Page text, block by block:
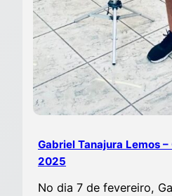
Gabriel Tanajura Lemos
2025
No dia 7 de fevereiro,